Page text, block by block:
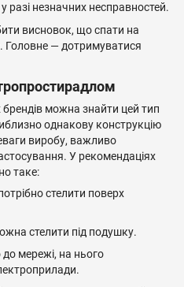
разі незначних несправностей.
висновок, що спати на
Головне — дотримуватися
брендів можна знайти цей тип
однакову конструкцію
виробу, важливо
У рекомендаціях
таке:
стелити поверх
стелити під подушку.
мережі, на нього